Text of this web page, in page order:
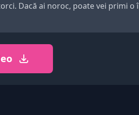
Dacă ai noroc, poate vei primi